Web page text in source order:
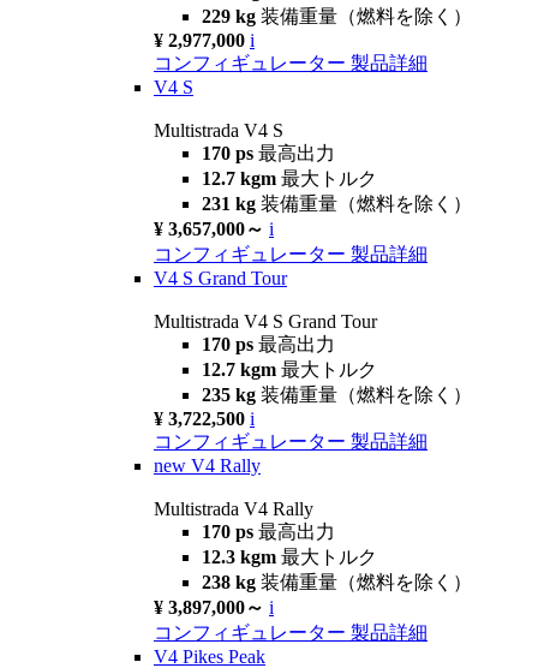
229 kg 装備重量（燃料を除く）
¥ 2,977,000 i
コンフィギュレーター 製品詳細
V4 S
Multistrada V4 S
170 ps 最高出力
12.7 kgm 最大トルク
231 kg 装備重量（燃料を除く）
¥ 3,657,000～ i
コンフィギュレーター 製品詳細
V4 S Grand Tour
Multistrada V4 S Grand Tour
170 ps 最高出力
12.7 kgm 最大トルク
235 kg 装備重量（燃料を除く）
¥ 3,722,500 i
コンフィギュレーター 製品詳細
new V4 Rally
Multistrada V4 Rally
170 ps 最高出力
12.3 kgm 最大トルク
238 kg 装備重量（燃料を除く）
¥ 3,897,000～ i
コンフィギュレーター 製品詳細
V4 Pikes Peak